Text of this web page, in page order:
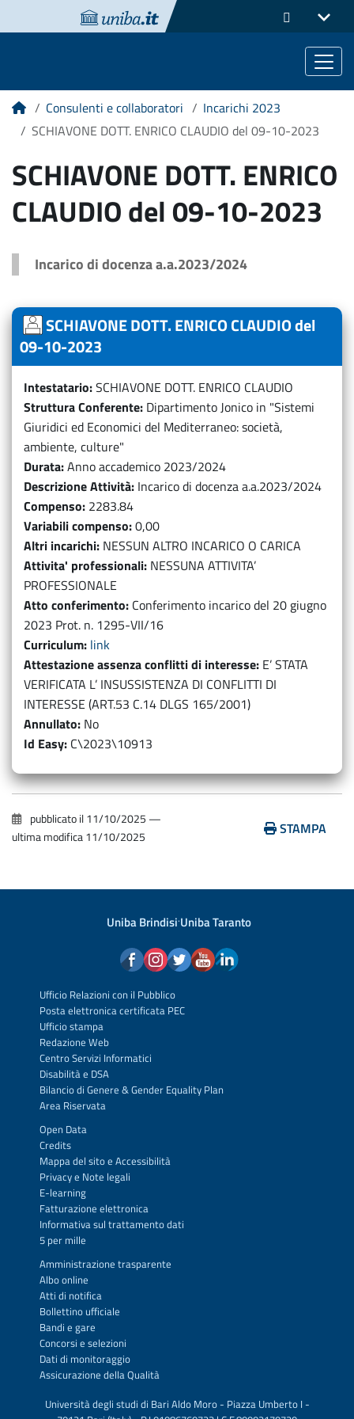
HomeConsulenti e collaboratori
Incarichi 2023
SCHIAVONE DOTT. ENRICO CLAUDIO del 09-10-2023
SCHIAVONE DOTT. ENRICO
CLAUDIO del 09-10-2023
Incarico di docenza a.a.2023/2024
SCHIAVONE DOTT. ENRICO CLAUDIO del
09-10-2023
Intestatario SCHIAVONE DOTT. ENRICO CLAUDIO
Struttura Conferente Dipartimento Jonico in "Sistemi
Giuridici ed Economici del Mediterraneo: società,
ambiente, culture"
Durata Anno accademico 2023/2024
Descrizione Attività Incarico di docenza a.a.2023/2024
Compenso 2283.84
Variabili compenso 0,00
Altri incarichi NESSUN ALTRO INCARICO O CARICA
Attivita' professionali NESSUNA ATTIVITA’
PROFESSIONALE
Atto conferimento Conferimento incarico del 20 giugno
2023 Prot. n. 1295-VII/16
Curriculum link
Attestazione assenza conflitti di interesse E’ STATA
VERIFICATA L’ INSUSSISTENZA DI CONFLITTI DI
INTERESSE (ART.53 C.14 DLGS 165/2001)
Annullato No
Id Easy C\2023\10913
pubblicato il11/10/2025 —
ultima modifica11/10/2025 STAMPA
Uniba Brindisi·Uniba Taranto
Ufficio Relazioni con il Pubblico
Posta elettronica certificata PEC
Ufficio stampa
Redazione Web
Centro Servizi Informatici
Disabilità e DSA
Bilancio di Genere & Gender Equality Plan
Area Riservata
Open Data
Credits
Mappa del sitoe Accessibilità
Privacye Note legali
E-learning
Fatturazione elettronica
Informativa sul trattamento dati
5 per mille
Amministrazione trasparente
Albo online
Atti di notifica
Bollettino ufficiale
Bandi e gare
Concorsi e selezioni
Dati di monitoraggio
Assicurazione della Qualità
Università degli studi di Bari Aldo Moro - Piazza Umberto I -